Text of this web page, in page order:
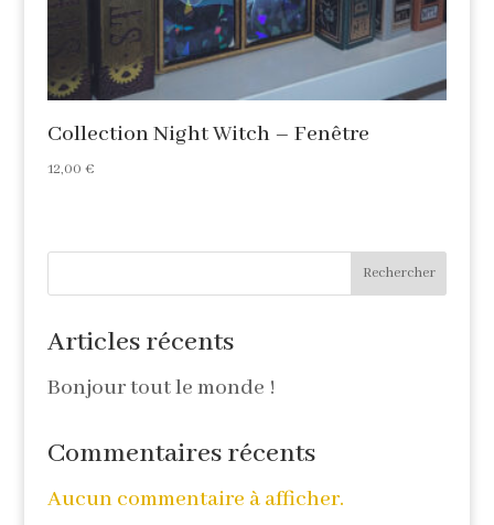
Collection Night Witch – Fenêtre
12,00 €
Rechercher
Articles récents
Bonjour tout le monde !
Commentaires récents
Aucun commentaire à afficher.